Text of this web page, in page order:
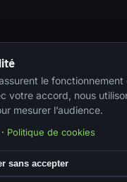
le fonctionnement
votre accord, nous
mesurer l’audience.
· Politique de cookies
sans accepter